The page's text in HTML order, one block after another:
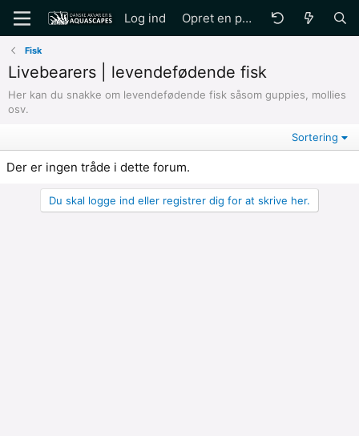
Log ind Opret en profil
Fisk
Livebearers | levendefødende fisk
Her kan du snakke om levendefødende fisk såsom guppies, mollies
osv.
Sortering
Der er ingen tråde i dette forum.
Du skal logge ind eller registrer dig for at skrive her.